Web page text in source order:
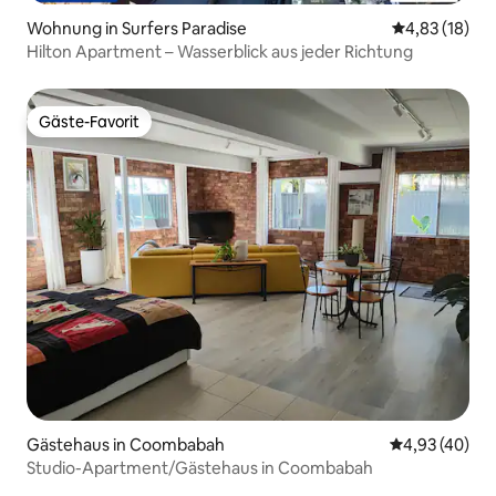
Wohnung in Surfers Paradise
4,83 (18)
Hilton Apartment – Wasserblick aus jeder Richtung
Gäste-Favorit
Gäste-Favorit
Gästehaus in Coombabah
4,93 (40)
Studio-Apartment/Gästehaus in Coombabah